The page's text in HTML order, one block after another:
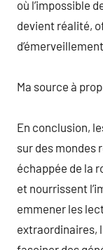
où l’impossible
devient réalité,
Ma source à
En conclusion,
sur des mondes
échappée de la
et nourrissent
emmener les
extraordinaires,